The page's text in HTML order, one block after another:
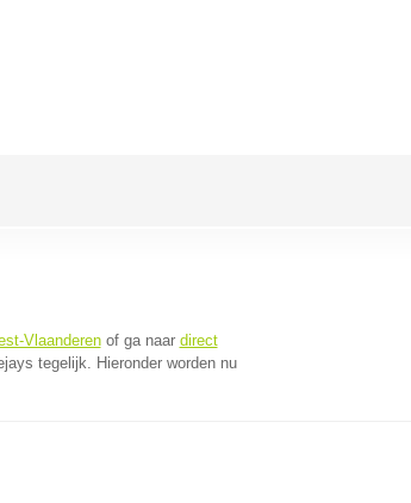
Vlaanderenof ga naar direct
tegelijk. Hieronder worden nu